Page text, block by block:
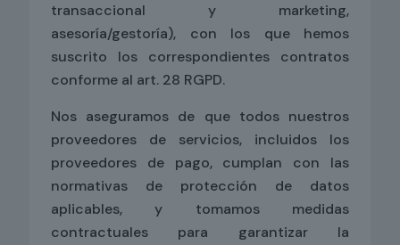
transaccional y marketing,
asesoría/gestoría), con los que hemos
suscrito los correspondientes contratos
conforme al art. 28 RGPD.
Nos aseguramos de que todos nuestros
proveedores de servicios, incluidos los
proveedores de pago, cumplan con las
normativas de protección de datos
aplicables, y tomamos medidas
contractuales para garantizar la